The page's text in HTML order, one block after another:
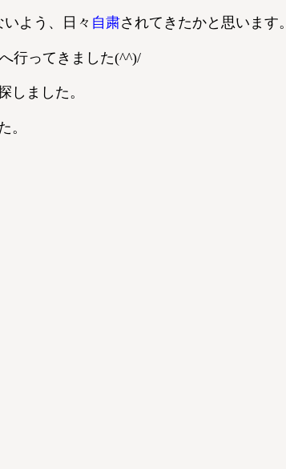
いよう、日々 自粛されてきたかと思います。
へ行ってきました(^^)/
しました。
。